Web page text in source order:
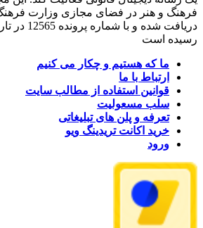
در فضای مجازی وزارت فرهنگ و ارشاد
هستیم و چکار می کنیم
با ما
استفاده از مطالب سایت
مسعولیت
و پلن های تبلیغاتی
اکانت تریدینگ ویو